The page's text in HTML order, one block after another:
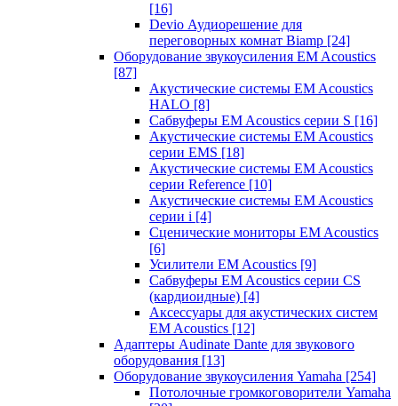
[16]
Devio Аудиорешение для
переговорных комнат Biamp [24]
Оборудование звукоусиления EM Acoustics
[87]
Акустические системы EM Acoustics
HALO [8]
Сабвуферы EM Acoustics серии S [16]
Акустические системы EM Acoustics
серии EMS [18]
Акустические системы EM Acoustics
серии Reference [10]
Акустические системы EM Acoustics
серии i [4]
Сценические мониторы EM Acoustics
[6]
Усилители EM Acoustics [9]
Сабвуферы EM Acoustics серии CS
(кардиоидные) [4]
Аксессуары для акустических систем
EM Acoustics [12]
Адаптеры Audinate Dante для звукового
оборудования [13]
Оборудование звукоусиления Yamaha [254]
Потолочные громкоговорители Yamaha